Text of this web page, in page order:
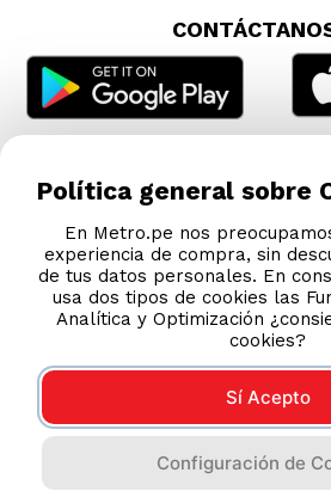
COMPRAS 100% SEGURAS
Esta tienda usa Niubiz para realizar
Política general sobre
En Metro.pe nos
experiencia de compra, sin
de tus datos personales. En
usa dos tipos de cookies las
Analítica y Optimización
cookies?
Sí Acepto
Configuración de